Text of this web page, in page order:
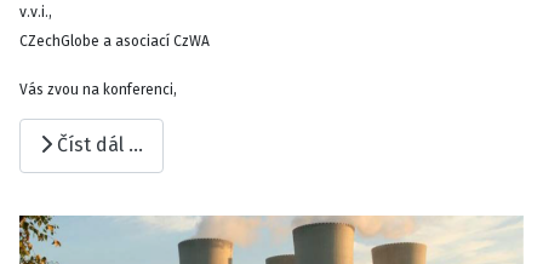
v.v.i.,
CZechGlobe a asociací CzWA
Vás zvou na konferenci,
Číst dál …